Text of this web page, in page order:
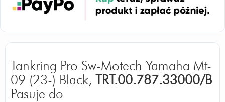
Tankring Pro Sw-Motech Yamaha Mt-
09 (23-) Black,
TRT.00.787.33000/B
Pasuje do